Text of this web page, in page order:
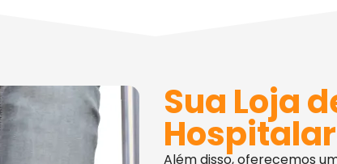
Sua Loja
Além disso, oferecemos